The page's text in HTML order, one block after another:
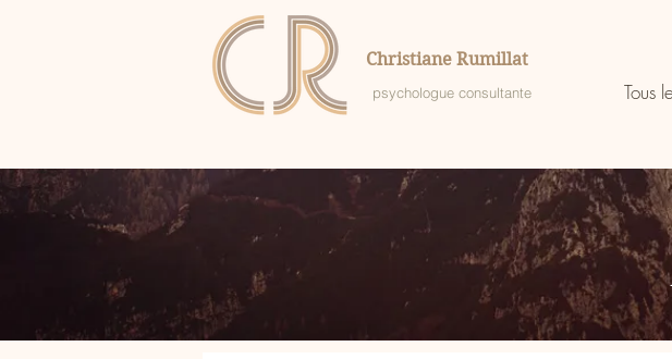
Christiane Rumillat
psychologue consultante Tous